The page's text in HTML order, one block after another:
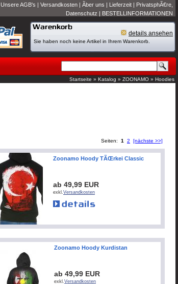
Unsere AGB's | Versandkosten | Ãber uns | Lieferzeit | PrivatsphÃ€re,
Datenschutz | BESTELLINFORMATIONEN
details ansehen
Sie haben noch keine Artikel in Ihrem Warenkorb.
Startseite » Katalog » ZOONAMO » Hoodies
Seiten: 1 2 [nächste >>]
Zoonamo Hoody TÃŒrkei Classic
ab 49,99 EUR
exkl.Versandkosten
Zoonamo Hoody Kurdistan
ab 49,99 EUR
exkl.Versandkosten